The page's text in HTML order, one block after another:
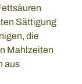
Sättigung
die
Mahlzeiten
aus